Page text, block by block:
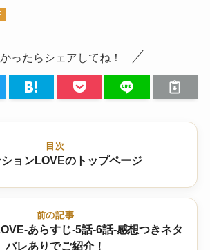
かったらシェアしてね！
目次
ョンLOVEのトップページ
前の記事
あらすじ-5話-6話-感想つきネタ
バレありでご紹介！